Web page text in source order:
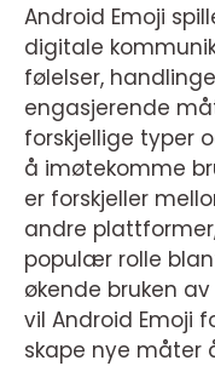
Android Emoji
digitale
følelser,
engasjerende
forskjellige typer
å imøtekomme
er forskjeller
andre
populær rolle
økende bruken
vil Android Emoji
skape nye måter